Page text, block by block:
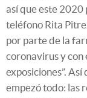
así que este 2020
teléfono Rita
por parte de la
coronavirus y con
exposiciones”.
empezó todo: las